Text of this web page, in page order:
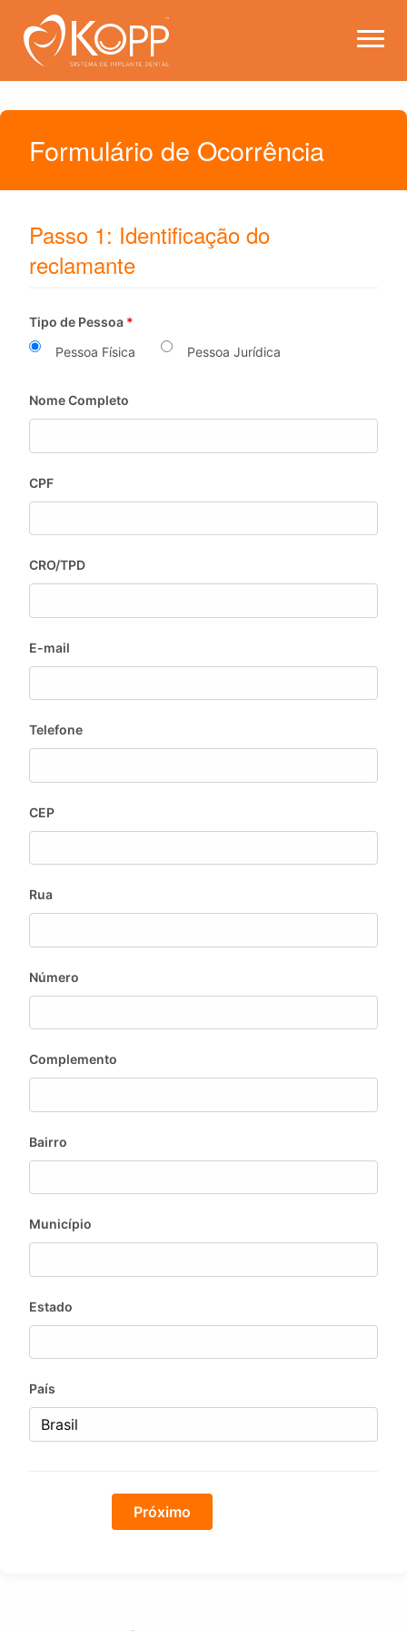
Kopp - Sistema de Implante
Formulário de Ocorrência
Passo 1: Identificação do
reclamante
Tipo de Pessoa *
Pessoa Física
Pessoa Jurídica
Nome Completo
CPF
CRO/TPD
E-mail
Telefone
CEP
Rua
Número
Complemento
Bairro
Município
Estado
País
Próximo